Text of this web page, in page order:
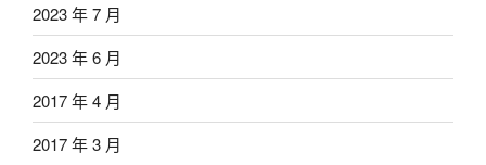
2023 年 7 月
2023 年 6 月
2017 年 4 月
2017 年 3 月